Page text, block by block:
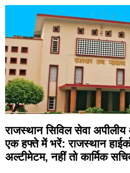
राजस्थान सिविल सेवा
एक हफ्ते में भरें: राजस्थान
अल्टीमेटम, नहीं तो कार्मिक